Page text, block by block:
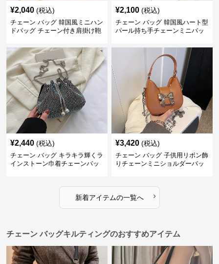
¥2,040 (税込)
チェーン バッグ 韓国風ミニハン
ドバッグ チェーン付き肩掛け鞄
¥2,100 (税込)
チェーン バッグ 韓国風ハート型
パール持ち手チェーンミニバッ
¥2,440 (税込)
チェーン バッグ キラキラ輝くラ
インストーン巾着チェーンバッ
¥3,420 (税込)
チェーン バッグ 子供用リボン飾
りチェーンミニショルダーバッ
新着アイテムの一覧へ ›
チェーン バッグキルティングのおすすめアイテム